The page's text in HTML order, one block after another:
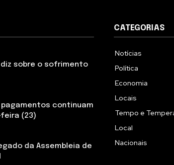
diz sobre o sofrimento
pagamentos continuam
(23)
da Assembleia de
CATEGORIAS
Notícias
Política
Economia
Locais
Tempo e
Local
Nacionais